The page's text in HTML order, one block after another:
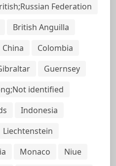
Federation
British Anguilla
China
Colombia
Guernsey
identified
Indonesia
Liechtenstein
Monaco
Niue